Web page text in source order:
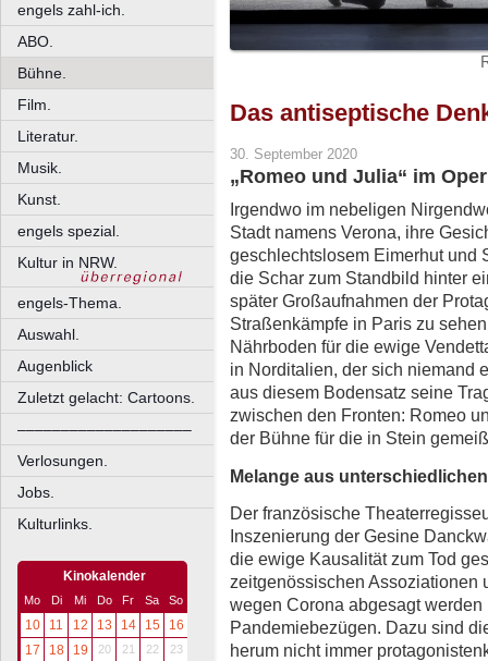
engels zahl-ich.
ABO.
Bühne.
Film.
Literatur.
Musik.
Kunst.
engels spezial.
Kultur in NRW.
engels-Thema.
Auswahl.
Augenblick
Zuletzt gelacht: Cartoons.
––––––––––––––––––––
Verlosungen.
Jobs.
Kulturlinks.
Kinokalender
Mo Di Mi Do Fr Sa So
10 11 12 13 14 15
16
17
18 19 20 21 22 23
Das antiseptische
30. September 2020
„Romeo und Julia“ im
Irgendwo im nebeligen
Stadt namens Verona, ihre
geschlechtslosem Eimerhut und
die Schar zum Standbild hinter
später Großaufnahmen der
Straßenkämpfe in Paris zu
Nährboden für die ewige
in Norditalien, der sich niemand
aus diesem Bodensatz seine
zwischen den Fronten: Romeo
der Bühne für die in Stein
Melange aus
Der französische
Inszenierung der Gesine
die ewige Kausalität zum Tod
zeitgenössischen Assoziationen
wegen Corona abgesagt
Pandemiebezügen. Dazu sind
herum nicht immer